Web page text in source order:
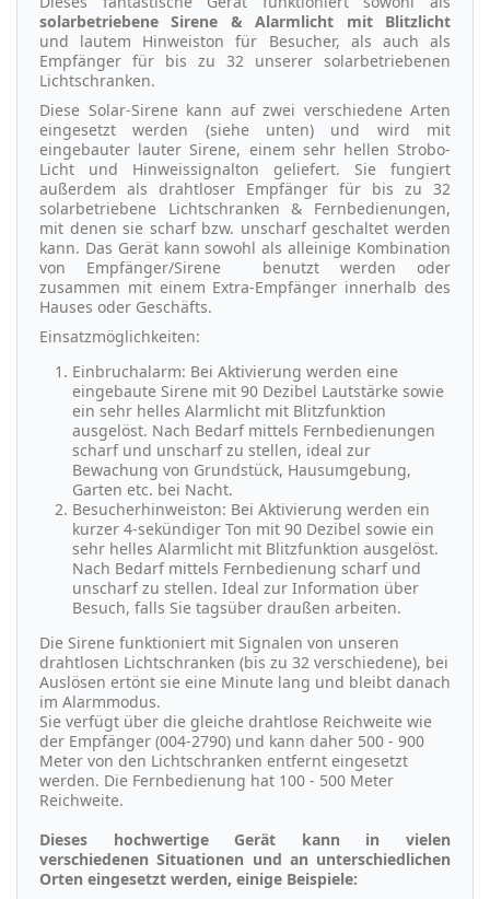
solarbetriebene Sirene & Alarmlicht mit Blitzlicht
und lautem Hinweiston für Besucher, als auch als
Empfänger für bis zu 32 unserer solarbetriebenen
Lichtschranken.
Diese Solar-Sirene kann auf zwei verschiedene Arten
eingesetzt werden (siehe unten) und wird mit
eingebauter lauter Sirene, einem sehr hellen Strobo-
Licht und Hinweissignalton geliefert. Sie fungiert
außerdem als drahtloser Empfänger für bis zu 32
solarbetriebene Lichtschranken & Fernbedienungen,
mit denen sie scharf bzw. unscharf geschaltet werden
kann. Das Gerät kann sowohl als alleinige Kombination
von Empfänger/Sirene benutzt werden oder
zusammen mit einem Extra-Empfänger innerhalb des
Hauses oder Geschäfts.
Einsatzmöglichkeiten:
Einbruchalarm: Bei Aktivierung werden eine
eingebaute Sirene mit 90 Dezibel Lautstärke sowie
ein sehr helles Alarmlicht mit Blitzfunktion
ausgelöst. Nach Bedarf mittels Fernbedienungen
scharf und unscharf zu stellen, ideal zur
Bewachung von Grundstück, Hausumgebung,
Garten etc. bei Nacht.
Besucherhinweiston: Bei Aktivierung werden ein
kurzer 4-sekündiger Ton mit 90 Dezibel sowie ein
sehr helles Alarmlicht mit Blitzfunktion ausgelöst.
Nach Bedarf mittels Fernbedienung scharf und
unscharf zu stellen. Ideal zur Information über
Besuch, falls Sie tagsüber draußen arbeiten.
Die Sirene funktioniert mit Signalen von unseren
drahtlosen Lichtschranken (bis zu 32 verschiedene), bei
Auslösen ertönt sie eine Minute lang und bleibt danach
im Alarmmodus.
Sie verfügt über die gleiche drahtlose Reichweite wie
der Empfänger (004-2790) und kann daher 500 - 900
Meter von den Lichtschranken entfernt eingesetzt
werden. Die Fernbedienung hat 100 - 500 Meter
Reichweite.
Dieses hochwertige Gerät kann in vielen
verschiedenen Situationen und an unterschiedlichen
Orten eingesetzt werden, einige Beispiele: